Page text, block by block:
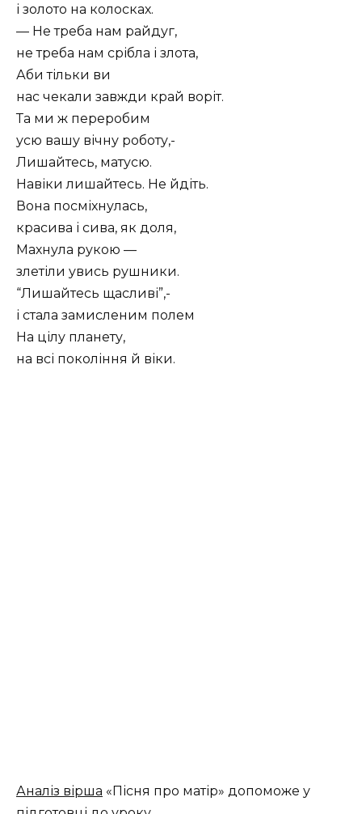
і золото на колосках.
— Не треба нам райдуг,
не треба нам срібла і злота,
Аби тільки ви
нас чекали завжди край воріт.
Та ми ж переробим
усю вашу вічну роботу,-
Лишайтесь, матусю.
Навіки лишайтесь. Не йдіть.
Вона посміхнулась,
красива і сива, як доля,
Махнула рукою —
злетіли увись рушники.
“Лишайтесь щасливі”,-
і стала замисленим полем
На цілу планету,
на всі покоління й віки.
Аналіз вірша «Пісня про матір» допоможе у